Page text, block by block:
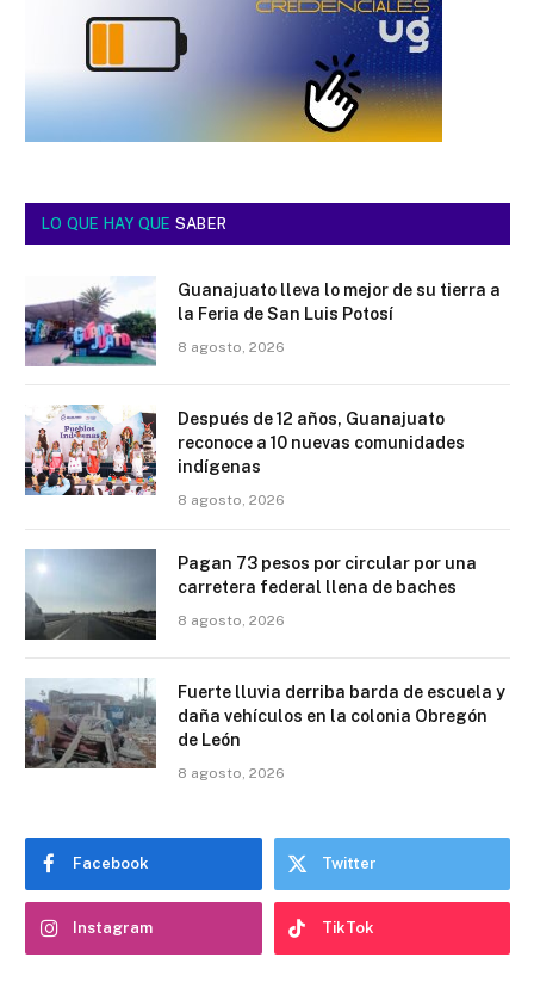
LO QUE HAY QUE SABER
Guanajuato lleva lo mejor de su tierra a
la Feria de San Luis Potosí
8 agosto, 2026
Después de 12 años, Guanajuato
reconoce a 10 nuevas comunidades
indígenas
8 agosto, 2026
Pagan 73 pesos por circular por una
carretera federal llena de baches
8 agosto, 2026
Fuerte lluvia derriba barda de escuela y
daña vehículos en la colonia Obregón
de León
8 agosto, 2026
Facebook Twitter
Instagram TikTok